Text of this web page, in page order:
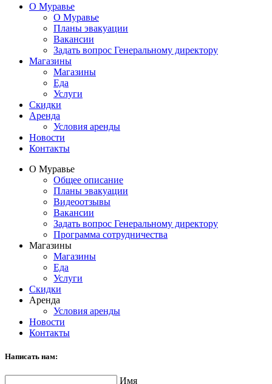
О Муравье
О Муравье
Планы эвакуации
Вакансии
Задать вопрос Генеральному директору
Магазины
Магазины
Еда
Услуги
Скидки
Аренда
Условия аренды
Новости
Контакты
О Муравье
Общее описание
Планы эвакуации
Видеоотзывы
Вакансии
Задать вопрос Генеральному директору
Программа сотрудничества
Магазины
Магазины
Еда
Услуги
Скидки
Аренда
Условия аренды
Новости
Контакты
Написать нам:
Имя